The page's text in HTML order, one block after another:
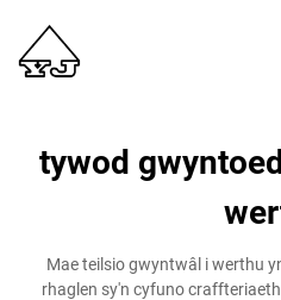
tywod
Mae teilsio gwyntwâl i werthu
rhaglen sy'n cyfuno